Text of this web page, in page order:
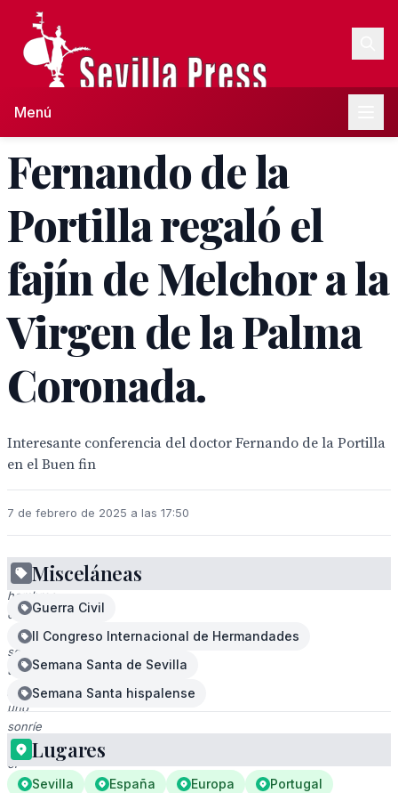
Menú
Fernando de la
Portilla regaló el
fajín de Melchor a la
Virgen de la Palma
Coronada.
Interesante conferencia del doctor Fernando de la Portilla
en el Buen fin
7 de febrero de 2025 a las 17:50
Dos
hombres
en
trajes
sostienen
un
premio,
uno
sonríe
mientras
el
otro
Misceláneas
Guerra Civil
II Congreso Internacional de Hermandades
Semana Santa de Sevilla
Semana Santa hispalense
Lugares
Sevilla España Europa
Portugal